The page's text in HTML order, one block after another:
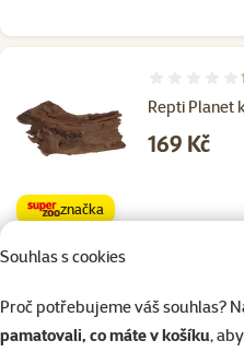
Souhlas s cookies
Proč potřebujeme váš souhlas?
pamatovali, co máte v košíku,
Repti Planet
Hodnocení
Cena
169 Kč
značka